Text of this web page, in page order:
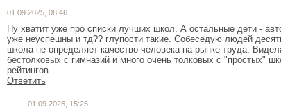
01.09.2025, 08:46
Ну хватит уже про списки лучших школ. А остальные дети -
уже неуспешны и тд?? глупости такие. Собеседую людей
школа не определяет качество человека на рынке труда.
бестолковых с гимназий и много очень толковых с "простых"
рейтингов.
Ответить
01.09.2025, 15:25